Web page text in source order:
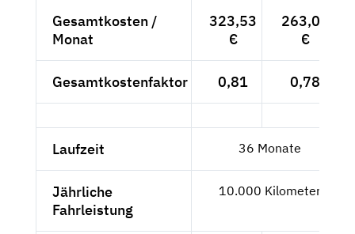
Gesamtkosten /
Monat
323,53
€
263,09
€
Gesamtkostenfaktor 0,81 0,78
Laufzeit 36 Monate
Jährliche
Fahrleistung
10.000 Kilometer